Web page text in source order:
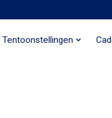
Tentoonstellingen